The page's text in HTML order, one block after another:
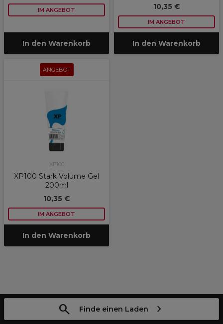
IM ANGEBOT
In den Warenkorb
10,35 €
IM ANGEBOT
In den Warenkorb
ANGEBOT
XP100
XP100 Stark Volume Gel
200ml
10,35 €
IM ANGEBOT
In den Warenkorb
Finde einen Laden